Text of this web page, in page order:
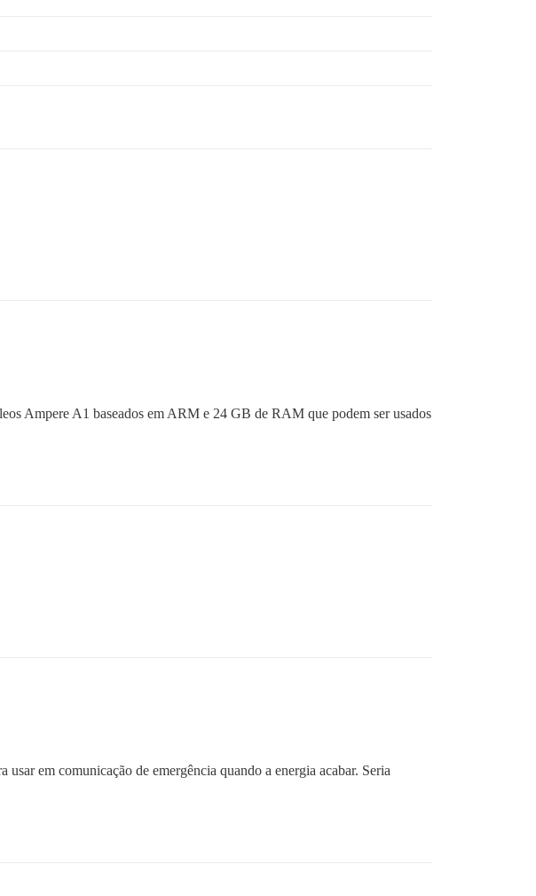
Ampere A1 baseados em ARM e 24 GB de RAM que podem ser usados
em comunicação de emergência quando a energia acabar. Seria